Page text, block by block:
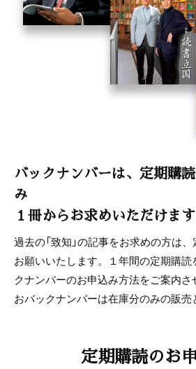
バックナンバーは、定期購
み
１冊からお求めいただけます
過去の「致知」の記事をお求めの方は
お願いいたします。１年間の定期購
クナンバーのお申込み方法をご案内
おバックナンバーは在庫分のみの販売
定期購読のお